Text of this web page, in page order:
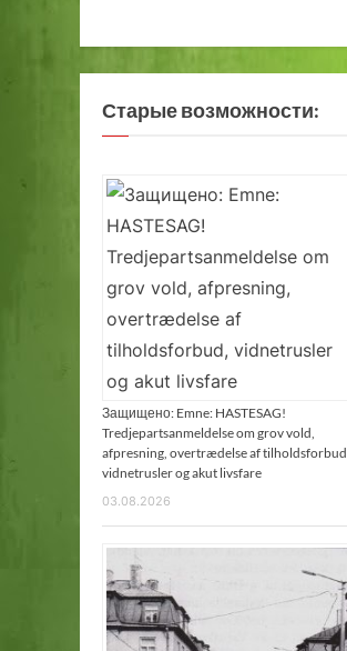
Старые возможности:
Защищено: Emne: HASTESAG!
Tredjepartsanmeldelse om grov vold,
afpresning, overtrædelse af tilholdsforbud,
vidnetrusler og akut livsfare
03.08.2026